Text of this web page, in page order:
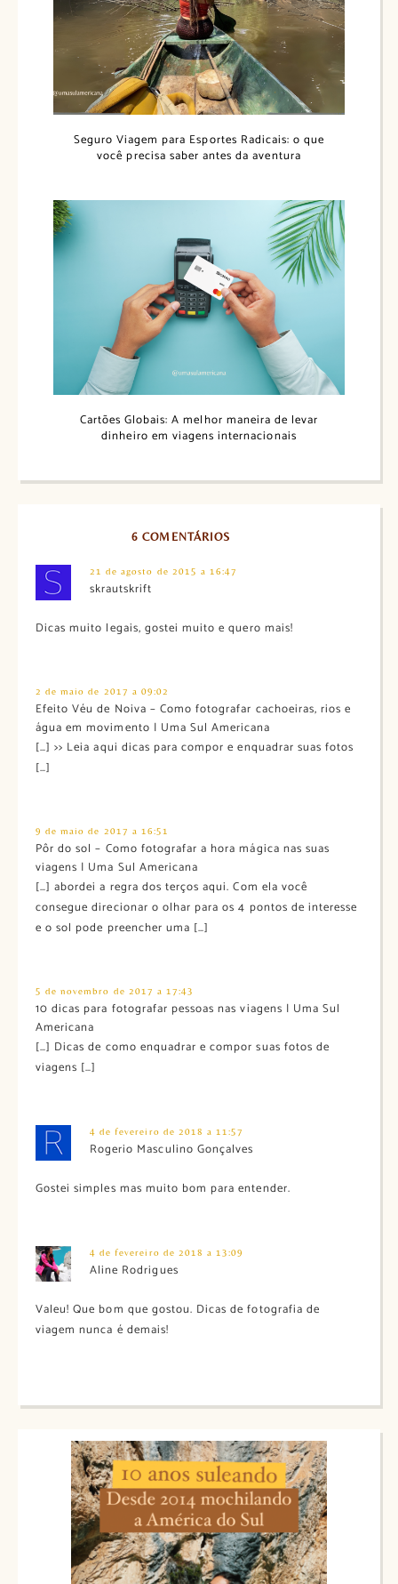
Seguro Viagem para Esportes Radicais: o que
você precisa saber antes da aventura
Cartões Globais: A melhor maneira de levar
dinheiro em viagens internacionais
6 COMENTÁRIOS
21 de agosto de 2015 a 16:47
skrautskrift
Dicas muito legais, gostei muito e quero mais!
2 de maio de 2017 a 09:02
Efeito Véu de Noiva – Como fotografar cachoeiras, rios e
água em movimento | Uma Sul Americana
[…] >> Leia aqui dicas para compor e enquadrar suas fotos
[…]
9 de maio de 2017 a 16:51
Pôr do sol – Como fotografar a hora mágica nas suas
viagens | Uma Sul Americana
[…] abordei a regra dos terços aqui. Com ela você
consegue direcionar o olhar para os 4 pontos de interesse
e o sol pode preencher uma […]
5 de novembro de 2017 a 17:43
10 dicas para fotografar pessoas nas viagens | Uma Sul
Americana
[…] Dicas de como enquadrar e compor suas fotos de
viagens […]
4 de fevereiro de 2018 a 11:57
Rogerio Masculino Gonçalves
Gostei simples mas muito bom para entender.
4 de fevereiro de 2018 a 13:09
Aline Rodrigues
Valeu! Que bom que gostou. Dicas de fotografia de
viagem nunca é demais!